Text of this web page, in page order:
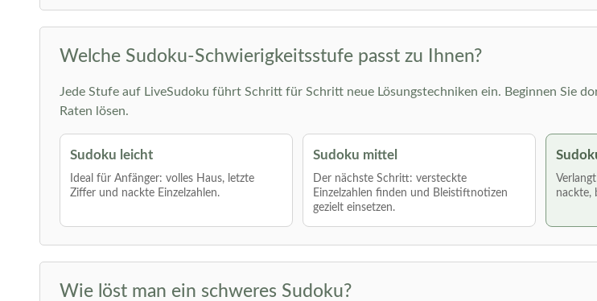
Welche Sudoku-Schwierigkeitsstufe passt zu Ihnen?
Jede Stufe auf LiveSudoku führt Schritt für Schritt neue Lösungstechniken ein. Beginnen Sie
Raten lösen.
Sudoku leicht
Ideal für Anfänger: volles Haus, letzte
Ziffer und nackte Einzelzahlen.
Sudoku mittel
Der nächste Schritt: versteckte
Einzelzahlen finden und Bleistiftnotizen
gezielt einsetzen.
nackte,
Wie löst man ein schweres Sudoku?